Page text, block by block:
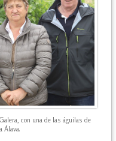
con una de las águilas de
Álava.